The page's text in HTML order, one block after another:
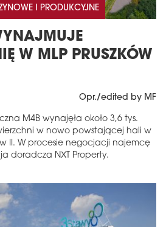
I PRODUKCYJNE
W MLP PRUSZKÓW
Opr./edited by MF
M4B wynajęła około 3,6 tys.
w nowo powstającej hali w
II. W procesie negocjacji najemcę
doradcza NXT Property.